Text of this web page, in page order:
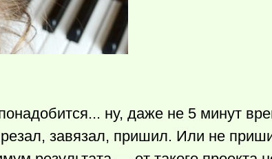
ну, даже не 5 минут
завязал, пришил. Или не